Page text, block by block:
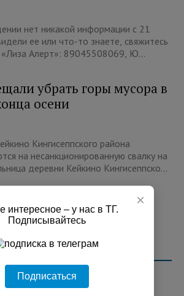
нет никакой информации с 21
ее или что-то знаете, свяжитесь
«Лиза Алерт»: 89045508069, Ю...
убрать горы мусора в
осени
Кингисеппского района
на несанкционированную свалку на
деревни Кейкино Кингисеппско...
именем Иван ежегодно называют
×
интересное – у нас в ТГ.
Подписывайтесь
Подписаться